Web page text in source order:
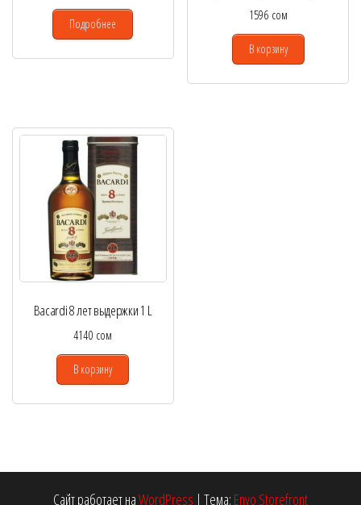
Подробнее
1596 сом
В корзину
Bacardi 8 лет выдержки 1 L
4140 сом
В корзину
Сайт работает наWordPress | Тема: Envo Storefront